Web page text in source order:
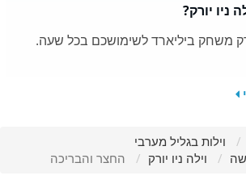
ניו יורק?
משחק ביליארד לשימושכם בכל שעה.
וילות בגליל מערבי
וילה ניו יורק החצר והבריכה